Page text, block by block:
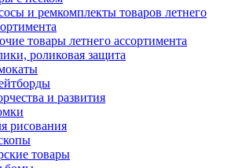
и ремкомплекты товаров летнего
товары летнего ассортимента
роликовая защита
и развития
рисования
товары